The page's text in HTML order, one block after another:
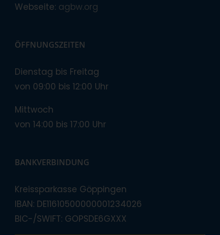
Webseite: agbw.org
ÖFFNUNGSZEITEN
Dienstag bis Freitag
von 09:00 bis 12:00 Uhr
Mittwoch
von 14:00 bis 17:00 Uhr
BANKVERBINDUNG
Kreissparkasse Göppingen
IBAN: DE11610500000001234026
BIC-/SWIFT: GOPSDE6GXXX